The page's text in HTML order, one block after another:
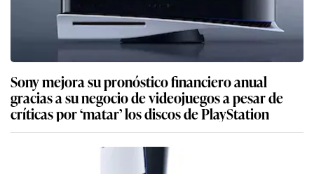
Sony mejora su pronóstico financiero anual
gracias a su negocio de videojuegos a pesar de
críticas por ‘matar’ los discos de PlayStation